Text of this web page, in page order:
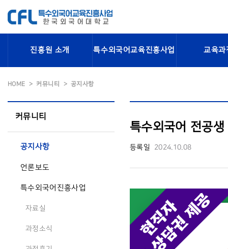
진흥원 소개 특수외국어교육진흥사업 교육과
HOME 커뮤니티 공지사항
커뮤니티
공지사항
언론보도
특수외국어진흥사업
자료실
과정소식
특수외국어 전공
등록일 2024.10.08